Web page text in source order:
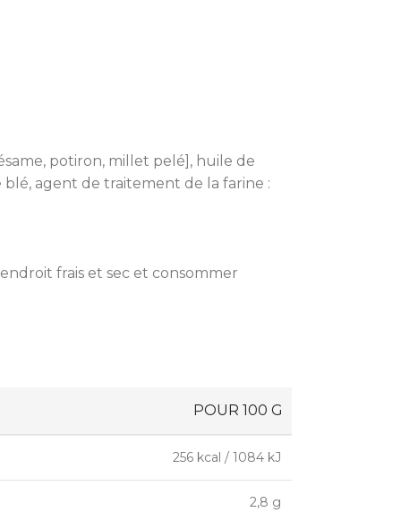
potiron, millet pelé], huile de
blé, agent de traitement de la farine :
frais et sec et consommer
POUR 100 G
256 kcal / 1084 kJ
2,8 g